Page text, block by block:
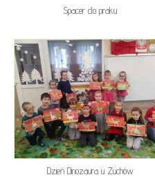
Spacer do praku
Dzień Dinozaura u Zuchów